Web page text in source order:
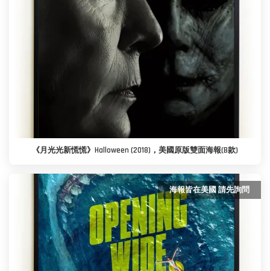
《月光光新慌慌》Halloween (2018)，美國原版雙面海報(B款)
海報皆在美國 請先詢問